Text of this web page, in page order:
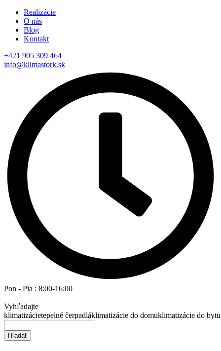
Realizácie
O nás
Blog
Kontakt
+421 905 309 464
info@klimastork.sk
Pon - Pia : 8:00-16:00
Vyhľadajte
klimatizácietepelné čerpadláklimatizácie do domuklimatizácie do bytu
Hľadať